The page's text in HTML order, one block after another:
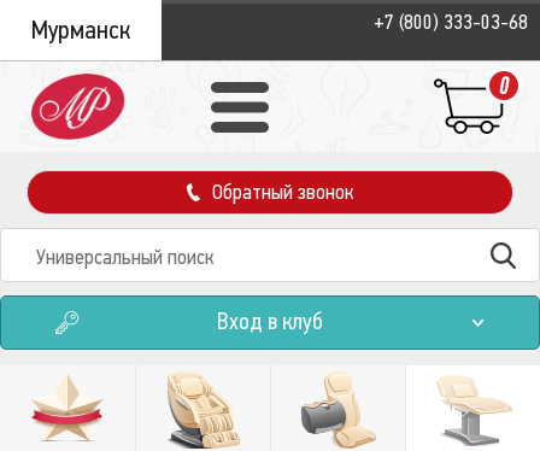
Мурманск +7 (800) 333-03-68
0
Обратный звонок
Вход в клуб